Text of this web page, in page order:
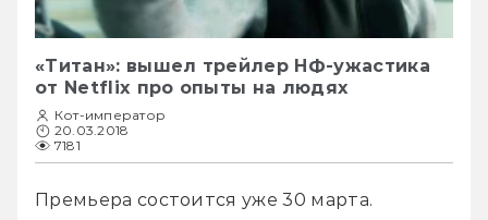
«Титан»: вышел трейлер НФ-ужастика
от Netflix про опыты на людях
Кот-император
20.03.2018
7181
Премьера состоится уже 30 марта.